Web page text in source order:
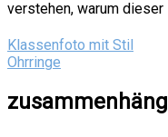
verstehen, warum
Klassenfoto mit Stil
Ohrringe